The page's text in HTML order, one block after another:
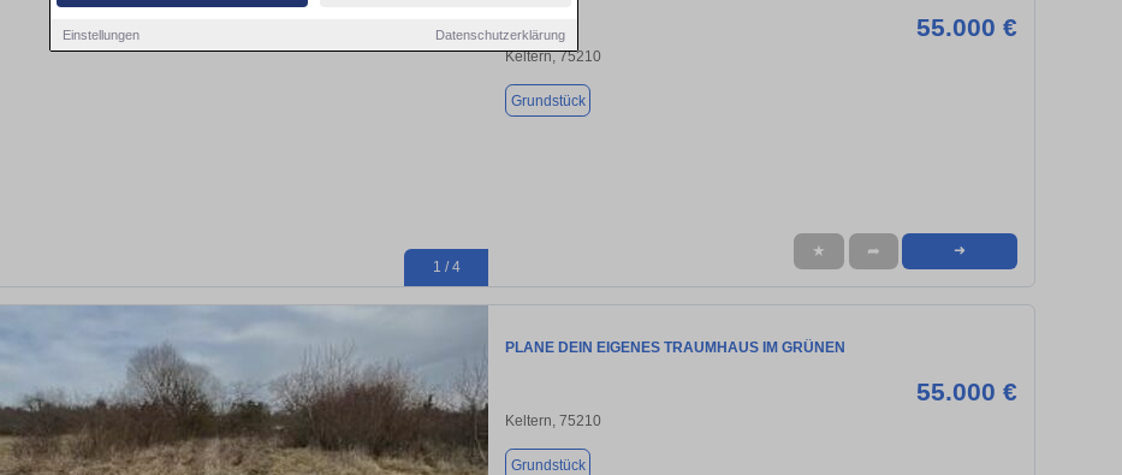
Einstellungen Datenschutzerklärung
1 / 4
55.000 €
Keltern, 75210
Grundstück
★ ➦ ➜
PLANE DEIN EIGENES TRAUMHAUS IM GRÜNEN
55.000 €
Keltern, 75210
Grundstück